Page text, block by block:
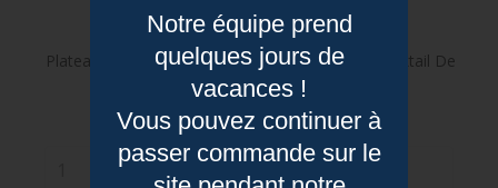
Plateau Long - Mon Sport
Prix
24,80 €
Plateau Long - Cocktail De
Prix
24,80 €
Notre équipe prend
quelques jours de
vacances !
Vous pouvez continuer à
passer commande sur le